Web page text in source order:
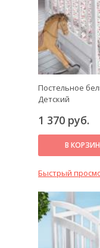
Постельное
Детский
1 370 руб.
В
Быстрый